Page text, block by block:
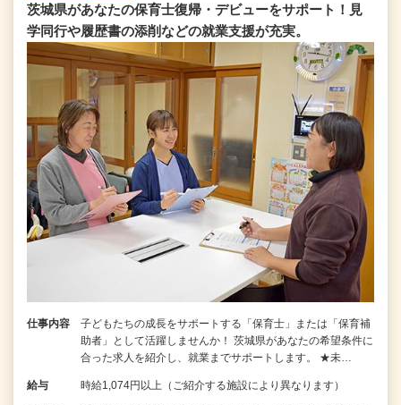
茨城県があなたの保育士復帰・デビューをサポート！見
学同行や履歴書の添削などの就業支援が充実。
仕事内容
子どもたちの成長をサポートする「保育士」または「保育補
助者」として活躍しませんか！ 茨城県があなたの希望条件に
合った求人を紹介し、就業までサポートします。 ★未…
給与 時給1,074円以上（ご紹介する施設により異なります）